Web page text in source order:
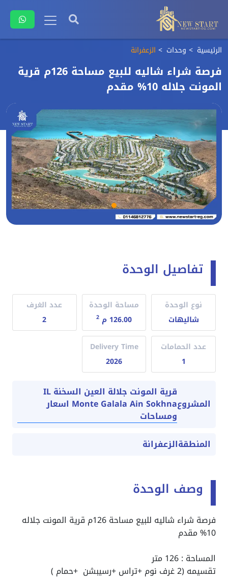
الرئيسية وحدات الزعفرانة
فرصة شراء شاليه للبيع مساحة 126م قرية
المونت جلاله 10% مقدم
تفاصيل الوحدة
نوع الوحدة
شاليهات
مساحة الوحدة
126.00 م
2
عدد الغرف
2
عدد الحمامات
1
Delivery Time
2026
المشروع
قرية المونت جلالة العين السخنة IL
Monte Galala Ain Sokhna اسعار
ومساحات
المنطقةالزعفرانة
وصف الوحدة
فرصة شراء شاليه للبيع مساحة 126م قرية المونت جلاله
10% مقدم
المساحة : 126 متر
تقسيمه (2 غرف نوم +تراس +رسيبشن +حمام )